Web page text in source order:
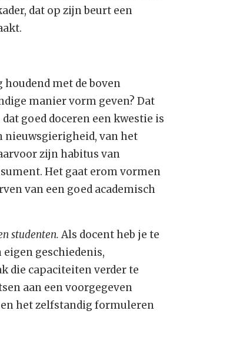
dat op zijn beurt een
met de boven
manier vorm geven? Dat
dat goed doceren een kwestie is
nieuwsgierigheid, van het
zijn habitus van
Het gaat erom vormen
van een goed academisch
studenten. Als docent heb je te
geschiedenis,
die capaciteiten verder te
aan een voorgegeven
het zelfstandig formuleren